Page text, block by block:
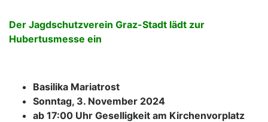
Der Jagdschutzverein Graz-Stadt lädt zur
Hubertusmesse ein
Basilika Mariatrost
Sonntag, 3. November 2024
ab 17:00 Uhr Geselligkeit am Kirchenvorplatz